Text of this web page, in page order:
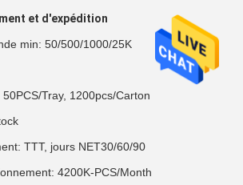
et d'expédition
min: 50/500/1000/25K
Tray, 1200pcs/Carton
TTT, jours NET30/60/90
4200K-PCS/Month